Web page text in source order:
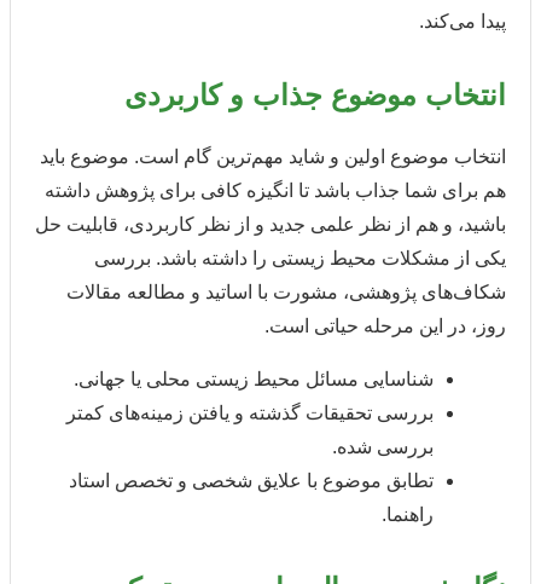
پیدا می‌کند.
انتخاب موضوع جذاب و کاربردی
انتخاب موضوع اولین و شاید مهم‌ترین گام است. موضوع باید
هم برای شما جذاب باشد تا انگیزه کافی برای پژوهش داشته
باشید، و هم از نظر علمی جدید و از نظر کاربردی، قابلیت حل
یکی از مشکلات محیط زیستی را داشته باشد. بررسی
شکاف‌های پژوهشی، مشورت با اساتید و مطالعه مقالات
روز، در این مرحله حیاتی است.
شناسایی مسائل محیط زیستی محلی یا جهانی.
بررسی تحقیقات گذشته و یافتن زمینه‌های کمتر
بررسی شده.
تطابق موضوع با علایق شخصی و تخصص استاد
راهنما.